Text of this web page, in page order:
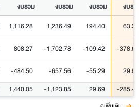
งบรวม งบรวม งบรวม งบร
1,116.28 1,236.49 194.40 63.21
808.27 -1,702.78 -109.42 -378.60
-484.50 -657.56 -55.29 29.92
1,440.05 -1,123.85 29.69 -285.47